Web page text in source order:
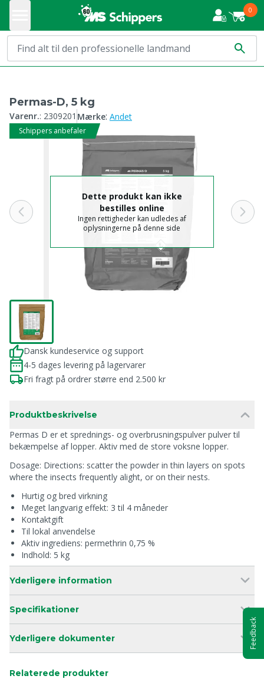
0
Permas-D, 5 kg
Varenr.: 2309201 Mærke: Andet
Schippers anbefaler
Dette produkt kan ikke
bestilles online
Ingen rettigheder kan udledes af
oplysningerne på denne side
Dansk kundeservice og support
4-5 dages levering på lagervarer
Fri fragt på ordrer større end 2.500 kr
Produktbeskrivelse
Permas D er et sprednings- og overbrusningspulver pulver til
bekæmpelse af lopper. Aktiv med de store voksne lopper.
Dosage: Directions: scatter the powder in thin layers on spots
where the insects frequently alight, or on their nests.
Hurtig og bred virkning
Meget langvarig effekt: 3 til 4 måneder
Kontaktgift
Til lokal anvendelse
Aktiv ingrediens: permethrin 0,75 %
Indhold: 5 kg
Yderligere information
Specifikationer
Yderligere dokumenter
Relaterede produkter
Feedback